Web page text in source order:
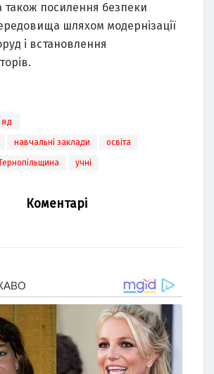
також посилення безпеки
шляхом модернізації
і встановлення
навчальні заклади освіта
учні
Коментарі